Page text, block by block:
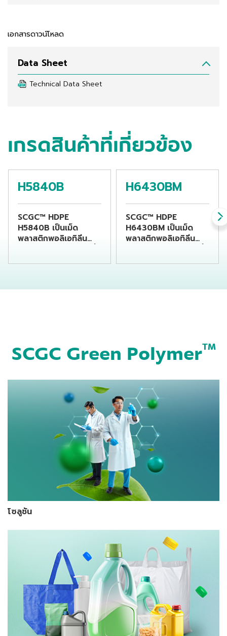
เอกสารดาวน์โหลด
Data Sheet
Technical Data Sheet
เกรดสินค้าที่เกี่ยวข้อง
H5840B
SCGC™ HDPE
H5840B เป็นเม็ด
พลาสติกพอลิเอทิลีน
รูป
H6430BM
SCGC™ HDPE
H6430BM เป็นเม็ด
พลาสติกพอลิเอทิลีน
รูป
SCGC Green PolymerTM
โซลูชัน